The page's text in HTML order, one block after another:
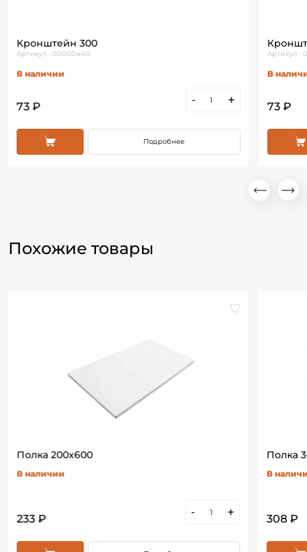
Кронштейн 300
Артикул : 00000440
В наличии
73 ₽
- +
Подробнее
Артикул :
В
73 ₽
Похожие товары
Полка 200х600
В наличии
233 ₽
- +
Полка
В
308 ₽